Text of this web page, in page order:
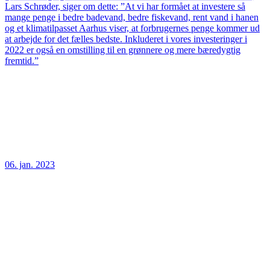
Lars Schrøder, siger om dette: ”At vi har formået at investere så
mange penge i bedre badevand, bedre fiskevand, rent vand i hanen
og et klimatilpasset Aarhus viser, at forbrugernes penge kommer ud
at arbejde for det fælles bedste. Inkluderet i vores investeringer i
2022 er også en omstilling til en grønnere og mere bæredygtig
fremtid.”
06. jan. 2023